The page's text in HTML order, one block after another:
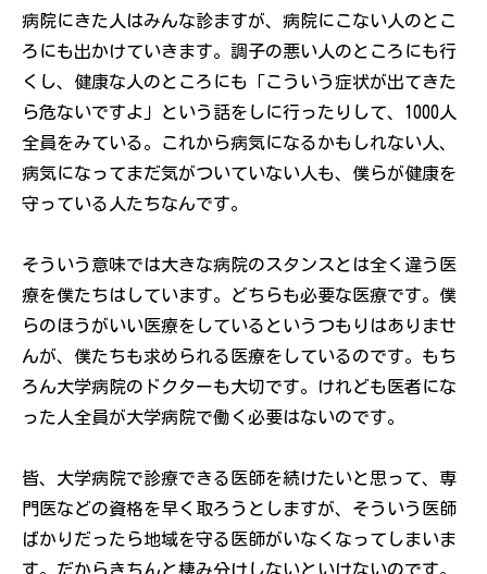
病院にきた人はみんな診ますが、病院にこない人のとこ
ろにも出かけていきます。調子の悪い人のところにも行
くし、健康な人のところにも「こういう症状が出てきた
ら危ないですよ」という話をしに行ったりして、1000人
全員をみている。これから病気になるかもしれない人、
病気になってまだ気がついていない人も、僕らが健康を
守っている人たちなんです。
そういう意味では大きな病院のスタンスとは全く違う医
療を僕たちはしています。どちらも必要な医療です。僕
らのほうがいい医療をしているというつもりはありませ
んが、僕たちも求められる医療をしているのです。もち
ろん大学病院のドクターも大切です。けれども医者にな
った人全員が大学病院で働く必要はないのです。
皆、大学病院で診療できる医師を続けたいと思って、専
門医などの資格を早く取ろうとしますが、そういう医師
ばかりだったら地域を守る医師がいなくなってしまいま
す。だからきちんと棲み分けしないといけないのです。